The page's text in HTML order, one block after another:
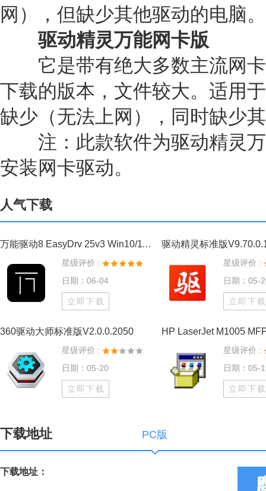
网），但缺少其他驱动的电脑。
驱动精灵万能网卡版
它是带有绝大多数主流网卡
下载的版本，文件较大。适用
缺少（无法上网），同时缺少
注：此款软件为驱动精灵万
安装网卡驱动。
人气下载
万能驱动8 EasyDrv 25v3 Win10/11离线驱动包
星级评价 :
日期：06-04
立即下载
驱动精灵标准版
星级评价 :
日期：05-
立即下载
360驱动大师标准版V2.0.0.2050
星级评价 :
日期：05-20
立即下载
星级评价 :
日期：05-
立即下载
下载地址 PC版
下载地址：